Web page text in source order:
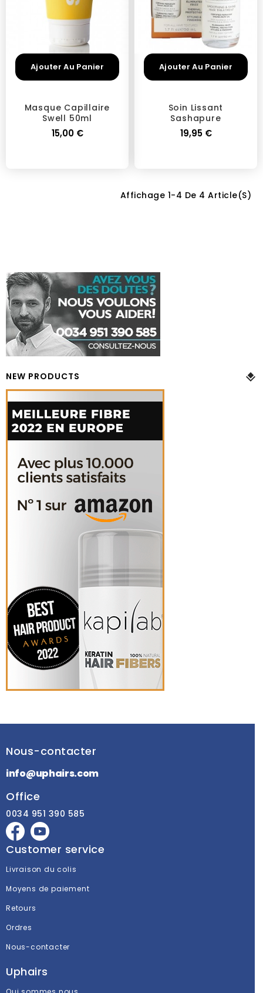
Ajouter Au Panier
Masque Capillaire
Swell 50ml
15,00 €
Ajouter Au Panier
Soin Lissant
Sashapure
19,95 €
Affichage 1-4 De 4 Article(s)
NEW PRODUCTS
Nous-contacter
info@uphairs.com
Office
0034 951 390 585
Customer service
Livraison du colis
Moyens de paiement
Retours
Ordres
Nous-contacter
Uphairs